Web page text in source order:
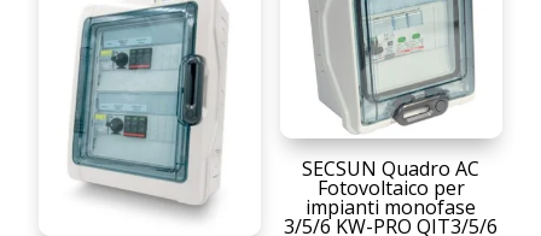
SECSUN Quadro AC
Fotovoltaico per
impianti monofase
3/5/6 KW-PRO QIT3/5/6